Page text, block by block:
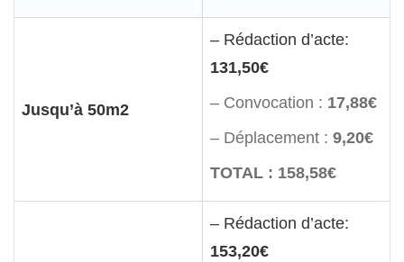
Jusqu’à 50m2
– Rédaction d’acte:
131,50€
– Convocation : 17,88€
– Déplacement : 9,20€
TOTAL : 158,58€
– Rédaction d’acte:
153,20€